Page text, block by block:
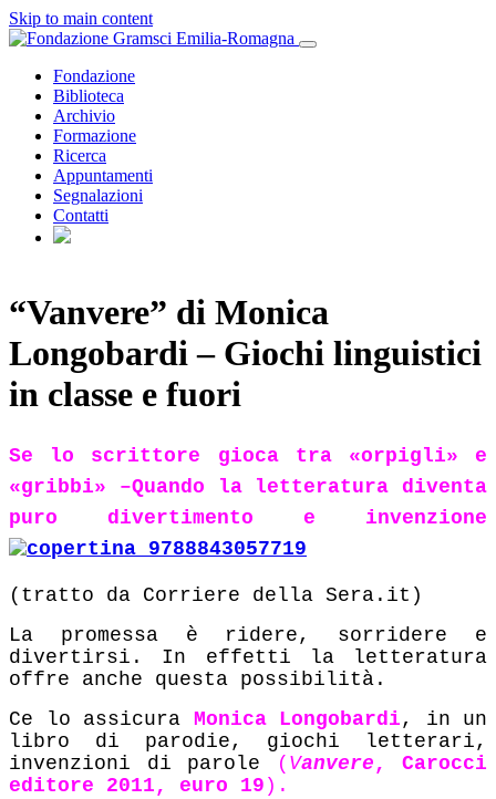
Skip to main content
Fondazione
Biblioteca
Archivio
Formazione
Ricerca
Appuntamenti
Segnalazioni
Contatti
“Vanvere” di Monica
Longobardi – Giochi linguistici
in classe e fuori
Se lo scrittore gioca tra «orpigli» e
«gribbi» –Quando la letteratura diventa
puro divertimento e invenzione
(tratto da Corriere della Sera.it)
La promessa è ridere, sorridere e
divertirsi. In effetti la letteratura
offre anche questa possibilità.
Ce lo assicura Monica Longobardi, in un
libro di parodie, giochi letterari,
invenzioni di parole
( Vanvere , Carocci
editore 2011, euro 19 ).